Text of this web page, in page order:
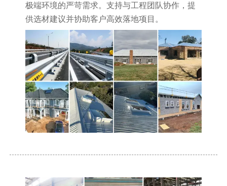
极端环境的严苛需求。支持与工程团队协作，提
供选材建议并协助客户高效落地项目。